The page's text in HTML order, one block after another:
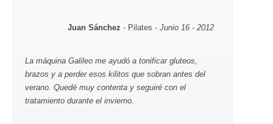
Juan Sánchez - Pilates - Junio 16 - 2012
La máquina Galileo me ayudó a tonificar gluteos,
brazos y a perder esos kilitos que sobran antes del
verano. Quedé muy contenta y seguiré con el
tratamiento durante el invierno.